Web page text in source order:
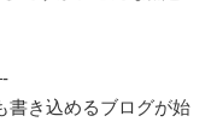
書き込めるブログが始